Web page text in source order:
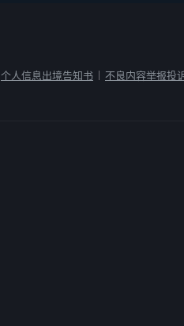
个人信息出境告知书
不良内容举报投